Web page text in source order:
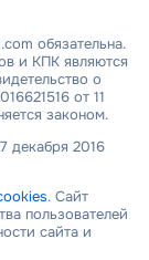
обязательна.
и КПК являются
о
от 11
законом.
декабря 2016
. Сайт
пользователей
сайта и